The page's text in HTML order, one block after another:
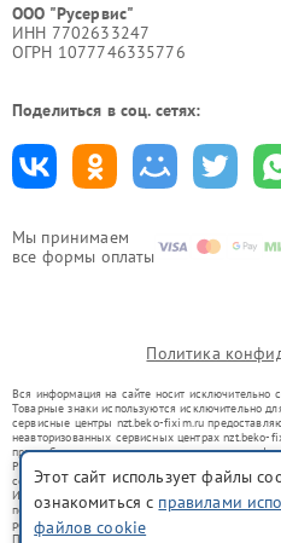
Мы принимаем
все формы оплаты
ООО "Русервис"
ИНН 7702633247
ОГРН 1077746335776
Поделиться в соц. сетях:
Политика
Вся информация на сайте носит исключительно
Товарные знаки используются исключительно
сервисные центры nzt.beko-fixim.ru
неавторизованных сервисных центрах nzt.beko-
правообладателями товарных знаков или их
Ремонт осуществляется для устройств, уже
со статьей 1487 ГК РФ.
Использование товарных знаков не преследует
потребителей в заблуждение, а служит для
ремонту техники указанных брендов.
Представленная на сайте информация не
Этот сайт использует файлы
ознакомиться с правилами
файлов cookie